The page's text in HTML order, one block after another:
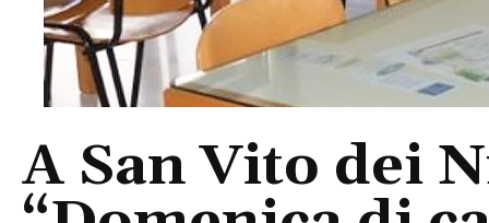
A San Vito dei